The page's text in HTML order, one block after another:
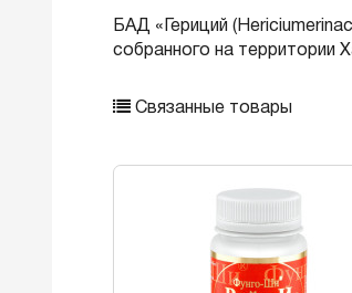
БАД «Гериций
собранного на территории
Связанные товары